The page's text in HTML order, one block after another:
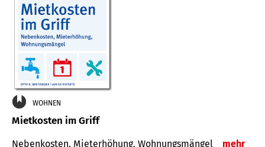
WOHNEN
Mietkosten im Griff
Nebenkosten, Mieterhöhung, Wohnungsmängel mehr